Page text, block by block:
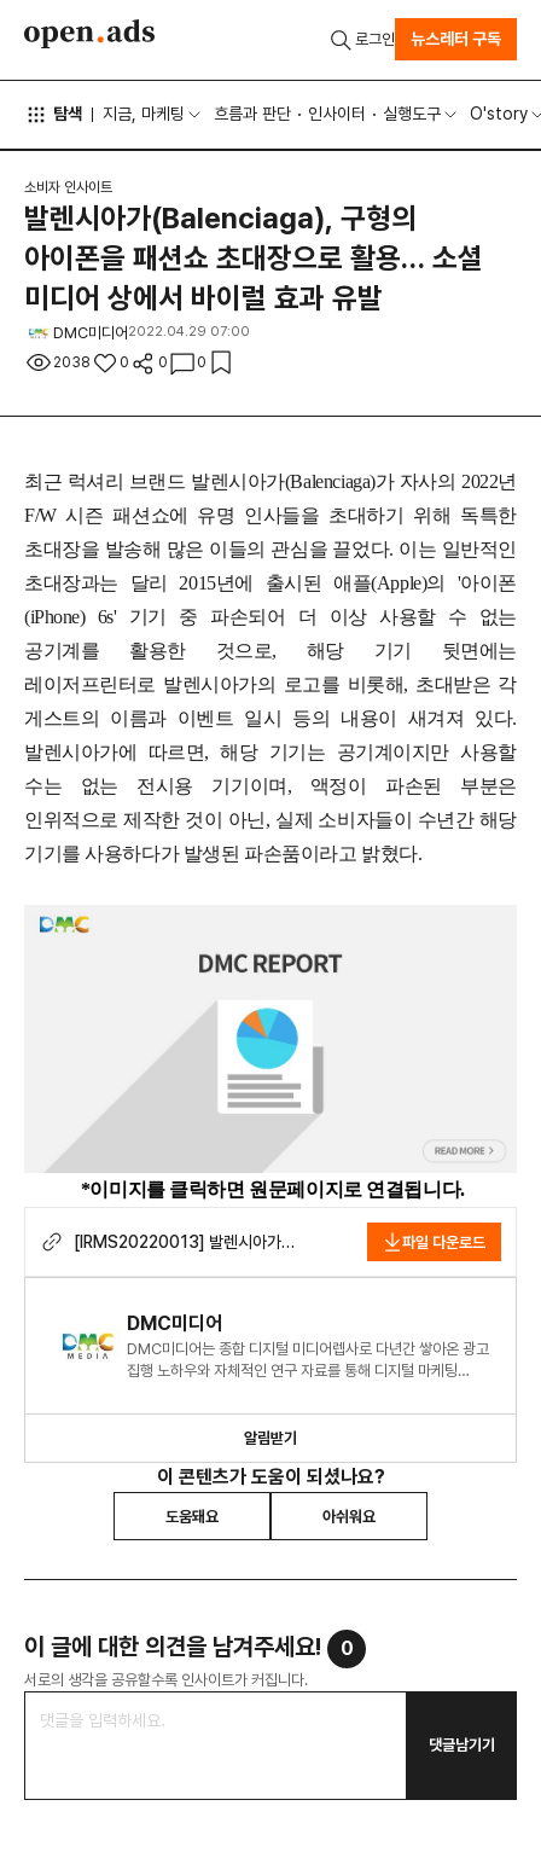
탐색 지금, 마케팅 흐름과 판단 인사이터 실행도구 O'story
로그인 뉴스레터 구독
소비자 인사이트
발렌시아가(Balenciaga), 구형의
아이폰을 패션쇼 초대장으로 활용… 소셜
미디어 상에서 바이럴 효과 유발
DMC미디어 2022.04.29 07:00
2038 0 0 0
최근 럭셔리 브랜드 발렌시아가(Balenciaga)가 자사의 2022년
F/W 시즌 패션쇼에 유명 인사들을 초대하기 위해 독특한
초대장을 발송해 많은 이들의 관심을 끌었다. 이는 일반적인
초대장과는 달리 2015년에 출시된 애플(Apple)의 '아이폰
(iPhone) 6s' 기기 중 파손되어 더 이상 사용할 수 없는
공기계를 활용한 것으로, 해당 기기 뒷면에는
레이저프린터로 발렌시아가의 로고를 비롯해, 초대받은 각
게스트의 이름과 이벤트 일시 등의 내용이 새겨져 있다.
발렌시아가에 따르면, 해당 기기는 공기계이지만 사용할
수는 없는 전시용 기기이며, 액정이 파손된 부분은
인위적으로 제작한 것이 아닌, 실제 소비자들이 수년간 해당
기기를 사용하다가 발생된 파손품이라고 밝혔다.
*이미지를 클릭하면 원문페이지로 연결됩니다.
[IRMS20220013] 발렌시아가
바이럴 효과 유발.pdf
파일 다운로드
DMC미디어
DMC미디어는 종합 디지털 미디어렙사로 다년간 쌓아온 광고
집행 노하우와 자체적인 연구 자료를 통해 디지털 마케팅
알림받기
이 콘텐츠가 도움이 되셨나요?
도움돼요 아쉬워요
이 글에 대한 의견을 남겨주세요! 0
서로의 생각을 공유할수록 인사이트가 커집니다.
댓글남기기